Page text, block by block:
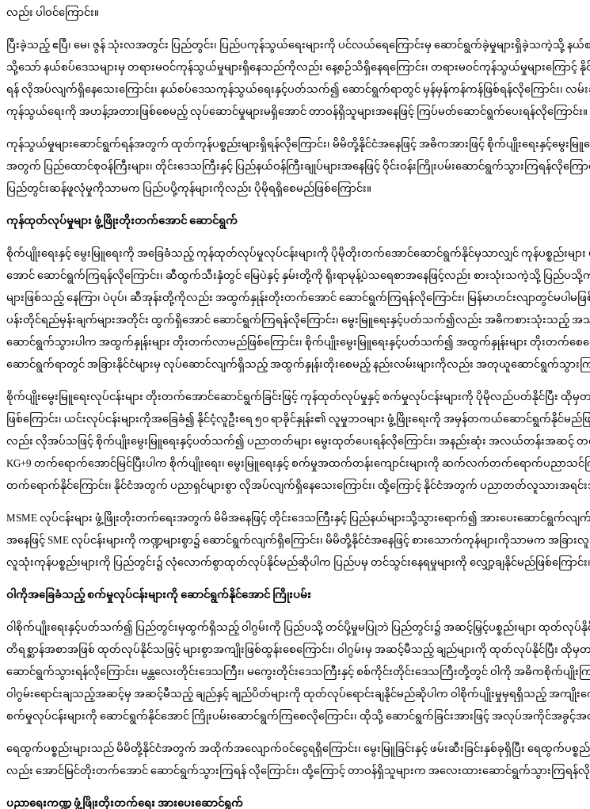
လည်း ပါဝင်ကြောင်း။
ပြီးခဲ့သည့် ဧပြီ၊ မေ၊ ဇွန် သုံးလအတွင်း ပြည်တွင်း၊ ပြည်ပကုန်သွယ်ရေးများကို ပင်လယ်ရေကြောင်းမှ ဆောင်ရွက်ခဲ့မှုများရှိခဲ့သကဲ့သို့ န
သို့သော် နယ်စပ်ဒေသများမှ တရားမဝင်ကုန်သွယ်မှုများရှိနေသည်ကိုလည်း နေ့စဉ်သိရှိနေရကြောင်း၊ တရားမဝင်ကုန်သွယ်မှုများကြ
ရန် လိုအပ်လျက်ရှိနေသေးကြောင်း၊ နယ်စပ်ဒေသကုန်သွယ်ရေးနှင့်ပတ်သက်၍ ဆောင်ရွက်ရာတွင် မှန်မှန်ကန်ကန်ဖြစ်ရန်လိုကြောင်း၊ လမ်းခ
ကုန်သွယ်ရေးကို အဟန့်အတားဖြစ်စေမည့် လုပ်ဆောင်မှုများမရှိအောင် တာဝန်ရှိသူများအနေဖြင့် ကြပ်မတ်ဆောင်ရွက်ပေးရန်လိုကြောင်း။
ကုန်သွယ်မှုများဆောင်ရွက်ရန်အတွက် ထုတ်ကုန်ပစ္စည်းများရှိရန်လိုကြောင်း၊ မိမိတို့နိုင်ငံအနေဖြင့် အဓိကအားဖြင့် စိုက်ပျိုးရေးနှင့်မွေးမ
အတွက် ပြည်ထောင်စုဝန်ကြီးများ၊ တိုင်းဒေသကြီးနှင့် ပြည်နယ်ဝန်ကြီးချုပ်များအနေဖြင့် ဝိုင်းဝန်းကြိုးပမ်းဆောင်ရွက်သွားကြရန်
ပြည်တွင်းဆန်ဖူလုံမှုကိုသာမက ပြည်ပပို့ကုန်များကိုလည်း ပိုမိုရရှိစေမည်ဖြစ်ကြောင်း။
ကုန်ထုတ်လုပ်မှုများ ဖွံ့ဖြိုးတိုးတက်အောင် ဆောင်ရွက်
စိုက်ပျိုးရေးနှင့် မွေးမြူရေးကို အခြေခံသည့် ကုန်ထုတ်လုပ်မှုလုပ်ငန်းများကို ပိုမိုတိုးတက်အောင်ဆောင်ရွက်နိုင်မှသာလျှင် ကုန်ပစ္စည်းမျာ
အောင် ဆောင်ရွက်ကြရန်လိုကြောင်း၊ ဆီထွက်သီးနှံတွင် မြေပဲနှင့် နှမ်းတို့ကို ရိုးရာမုန့်ပဲသရေစာအနေဖြင့်လည်း စားသုံးသကဲ့သို့ ပြည်ပသို့
များဖြစ်သည့် နေကြာ၊ ပဲပုပ်၊ ဆီအုန်းတို့ကိုလည်း အထွက်နှုန်းတိုးတက်အောင် ဆောင်ရွက်ကြရန်လိုကြောင်း၊ မြန်မာဟင်းလျာတွင်မပါမ
ပန်းတိုင်ရည်မှန်းချက်များအတိုင်း ထွက်ရှိအောင် ဆောင်ရွက်ကြရန်လိုကြောင်း၊ မွေးမြူရေးနှင့်ပတ်သက်၍လည်း အဓိကစားသုံးသည့် အသားမ
ဆောင်ရွက်သွားပါက အထွက်နှုန်းများ တိုးတက်လာမည်ဖြစ်ကြောင်း၊ စိုက်ပျိုးမွေးမြူရေးနှင့်ပတ်သက်၍ အထွက်နှုန်းများ တိုးတက်စေရေး
ဆောင်ရွက်ရာတွင် အခြားနိုင်ငံများမှ လုပ်ဆောင်လျက်ရှိသည့် အထွက်နှုန်းတိုးစေမည့် နည်းလမ်းများကိုလည်း အတုယူဆောင်ရွက်သွားကြ
စိုက်ပျိုးမွေးမြူရေးလုပ်ငန်းများ တိုးတက်အောင်ဆောင်ရွက်ခြင်းဖြင့် ကုန်ထုတ်လုပ်မှုနှင့် စက်မှုလုပ်ငန်းများကို ပိုမိုလည်ပတ်နိုင်ပြီး
ဖြစ်ကြောင်း၊ ယင်းလုပ်ငန်းများကိုအခြေခံ၍ နိုင်ငံ့လူဦးရေ ၅၀ ရာခိုင်နှုန်း၏ လူမှုဘဝများ ဖွံ့ဖြိုးရေးကို အမှန်တကယ်ဆောင်ရွက်နိုင်မည်
လည်း လိုအပ်သဖြင့် စိုက်ပျိုးမွေးမြူရေးနှင့်ပတ်သက်၍ ပညာတတ်များ မွေးထုတ်ပေးရန်လိုကြောင်း၊ အနည်းဆုံး အလယ်တန်းအဆင့် တတ်မ
KG+9 တက်ရောက်အောင်မြင်ပြီးပါက စိုက်ပျိုးရေး၊ မွေးမြူရေးနှင့် စက်မှုအထက်တန်းကျောင်းများကို ဆက်လက်တက်ရောက်ပညာ
တက်ရောက်နိုင်ကြောင်း၊ နိုင်ငံအတွက် ပညာရှင်များစွာ လိုအပ်လျက်ရှိနေသေးကြောင်း၊ ထို့ကြောင့် နိုင်ငံအတွက် ပညာတတ်လူသားအရင်းအ
MSME လုပ်ငန်းများ ဖွံ့ဖြိုးတိုးတက်ရေးအတွက် မိမိအနေဖြင့် တိုင်းဒေသကြီးနှင့် ပြည်နယ်များသို့သွားရောက်၍ အားပေးဆောင်ရွက်လျက်
အနေဖြင့် SME လုပ်ငန်းများကို ကဏ္ဍများစွာ၌ ဆောင်ရွက်လျက်ရှိကြောင်း၊ မိမိတို့နိုင်ငံအနေဖြင့် စားသောက်ကုန်များကိုသာမက အခ
လူသုံးကုန်ပစ္စည်းများကို ပြည်တွင်း၌ လုံလောက်စွာထုတ်လုပ်နိုင်မည်ဆိုပါက ပြည်ပမှ တင်သွင်းနေရမှုများကို လျှော့ချနိုင်မည်ဖြစ်ကြောင်း၊
ဝါကိုအခြေခံသည့် စက်မှုလုပ်ငန်းများကို ဆောင်ရွက်နိုင်အောင် ကြိုးပမ်း
ဝါစိုက်ပျိုးရေးနှင့်ပတ်သက်၍ ပြည်တွင်းမှထွက်ရှိသည့် ဝါဂွမ်းကို ပြည်ပသို့ တင်ပို့မှုမပြုဘဲ ပြည်တွင်း၌ အဆင့်မြှင့်ပစ္စည်းများ ထုတ်လုပ်နိုင်ရ
တိရစ္ဆာန်အစာအဖြစ် ထုတ်လုပ်နိုင်သဖြင့် များစွာအကျိုးဖြစ်ထွန်းစေကြောင်း၊ ဝါဂွမ်းမှ အဆင့်မီသည့် ချည်များကို ထုတ်လုပ်နိုင်ပ
ဆောင်ရွက်သွားရန်လိုကြောင်း၊ မန္တလေးတိုင်းဒေသကြီး၊ မကွေးတိုင်းဒေသကြီးနှင့် စစ်ကိုင်းတိုင်းဒေသကြီးတို့တွင် ဝါကို အဓိကစိုက်ပ
ဝါဂွမ်းရောင်းချသည့်အဆင့်မှ အဆင့်မီသည့် ချည်နှင့် ချည်ပိတ်များကို ထုတ်လုပ်ရောင်းချနိုင်မည်ဆိုပါက ဝါစိုက်ပျိုးမှုမှရရှိသည့် အကျိုးကျေ
စက်မှုလုပ်ငန်းများကို ဆောင်ရွက်နိုင်အောင် ကြိုးပမ်းဆောင်ရွက်ကြစေလိုကြောင်း၊ ထိုသို့ ဆောင်ရွက်ခြင်းအားဖြင့် အလုပ်အကိုင်အခွင့်အလမ်
ရေထွက်ပစ္စည်းများသည် မိမိတို့နိုင်ငံအတွက် အထိုက်အလျောက်ဝင်ငွေရရှိကြောင်း၊ မွေးမြူခြင်းနှင့် ဖမ်းဆီးခြင်းနှစ်ခုရှိပြီး ရေထွက်ပစ္စည်
လည်း အောင်မြင်တိုးတက်အောင် ဆောင်ရွက်သွားကြရန် လိုကြောင်း၊ ထို့ကြောင့် တာဝန်ရှိသူများက အလေးထားဆောင်ရွက်သွားကြရန်လိုက
ပညာရေးကဏ္ဍ ဖွံ့ဖြိုးတိုးတက်ရေး အားပေးဆောင်ရွက်